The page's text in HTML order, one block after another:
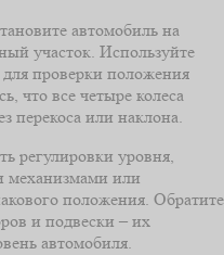
автомобиль на
участок. Используйте
проверки положения
что все четыре колеса
перекоса или наклона.
регулировки уровня,
механизмами или
положения. Обратите
и подвески – их
автомобиля.